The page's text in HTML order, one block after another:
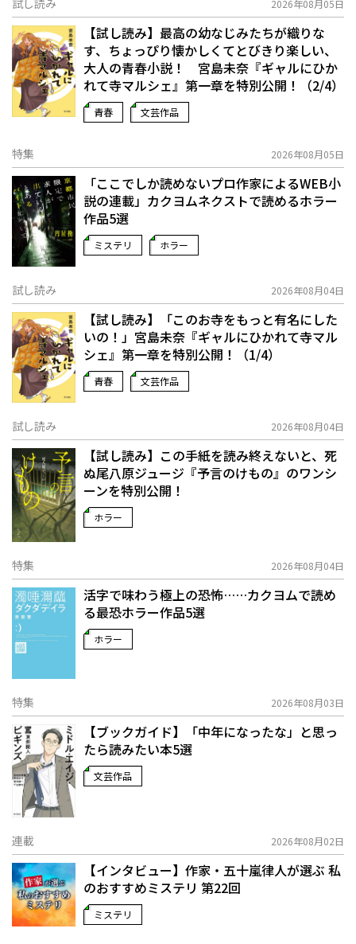
試し読み 2026年08月05日
【試し読み】最高の幼なじみたちが織りな
す、ちょっぴり懐かしくてとびきり楽しい、
大人の青春小説！ 宮島未奈『ギャルにひか
れて寺マルシェ』第一章を特別公開！（2/4）
青春 文芸作品
特集 2026年08月05日
「ここでしか読めないプロ作家によるWEB小
説の連載」――カクヨムネクストで読めるホラー
作品5選
ミステリ ホラー
試し読み 2026年08月04日
【試し読み】「このお寺をもっと有名にした
いの！」宮島未奈『ギャルにひかれて寺マル
シェ』第一章を特別公開！（1/4）
青春 文芸作品
試し読み 2026年08月04日
【試し読み】この手紙を読み終えないと、死
ぬ――尾八原ジュージ『予言のけもの』のワンシ
ーンを特別公開！
ホラー
特集 2026年08月04日
活字で味わう極上の恐怖……カクヨムで読め
る最恐ホラー作品5選
ホラー
特集 2026年08月03日
【ブックガイド】「中年になったな」と思っ
たら読みたい本5選
文芸作品
連載 2026年08月02日
【インタビュー】作家・五十嵐律人が選ぶ 私
のおすすめミステリ 第22回
ミステリ